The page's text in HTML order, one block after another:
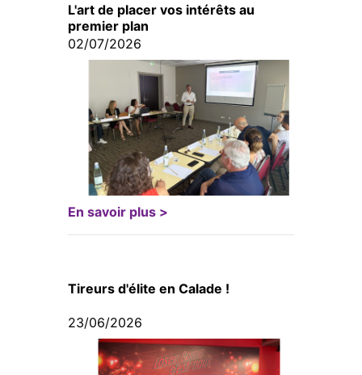
L'art de placer vos intérêts au
premier plan
02/07/2026
En savoir plus >
Tireurs d'élite en Calade !
23/06/2026